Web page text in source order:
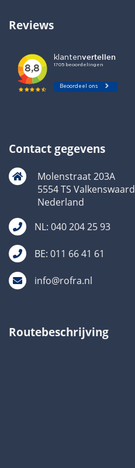
Reviews
Contact gegevens
Molenstraat 203A
5554 TS Valkenswaard
Nederland
NL: 040 204 25 93
BE: 011 66 41 61
info@rofra.nl
Routebeschrijving